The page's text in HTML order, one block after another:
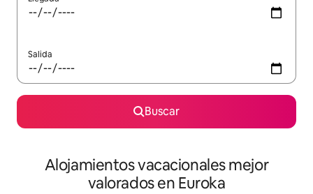
Salida
Buscar
Alojamientos vacacionales mejor
valorados en Euroka